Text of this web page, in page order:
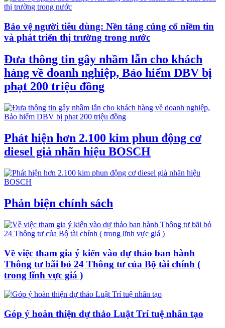
Bảo vệ người tiêu dùng: Nền tảng củng cố niềm tin
và phát triển thị trường trong nước
Đưa thông tin gây nhầm lẫn cho khách
hàng về doanh nghiệp, Bảo hiểm DBV bị
phạt 200 triệu đồng
Phát hiện hơn 2.100 kim phun động cơ
diesel giả nhãn hiệu BOSCH
Phản biện chính sách
Về việc tham gia ý kiến vào dự thảo ban hành
Thông tư bãi bỏ 24 Thông tư của Bộ tài chính (
trong lĩnh vực giá )
Góp ý hoàn thiện dự thảo Luật Trí tuệ nhân tạo